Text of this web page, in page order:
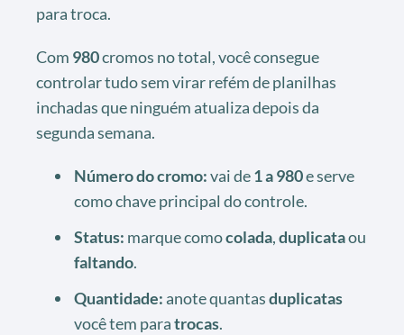
para troca.
Com 980cromos no total, você consegue
controlar tudo sem virar refém de planilhas
inchadas que ninguém atualiza depois da
segunda semana.
Número do cromo:vai de1 a 980e serve
como chave principal do controle.
Status: marque comocolada,duplicataou
faltando.
Quantidade: anote quantasduplicatas
você tem paratrocas.